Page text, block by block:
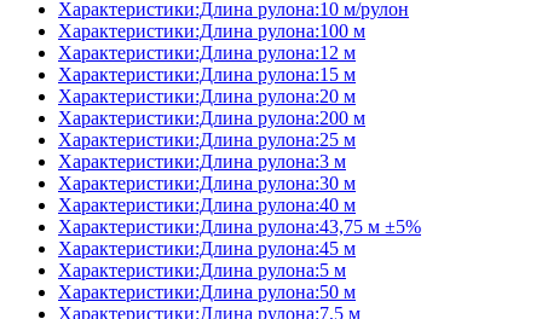
Характеристики:Длина рулона:10 м/рулон
Характеристики:Длина рулона:100 м
Характеристики:Длина рулона:12 м
Характеристики:Длина рулона:15 м
Характеристики:Длина рулона:20 м
Характеристики:Длина рулона:200 м
Характеристики:Длина рулона:25 м
Характеристики:Длина рулона:3 м
Характеристики:Длина рулона:30 м
Характеристики:Длина рулона:40 м
Характеристики:Длина рулона:43,75 м ±5%
Характеристики:Длина рулона:45 м
Характеристики:Длина рулона:5 м
Характеристики:Длина рулона:50 м
Характеристики:Длина рулона:7,5 м